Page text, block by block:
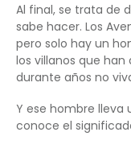
Al final, se trata de
sabe hacer. Los
pero solo hay un
los villanos que
durante años no
Y ese hombre lleva
conoce el